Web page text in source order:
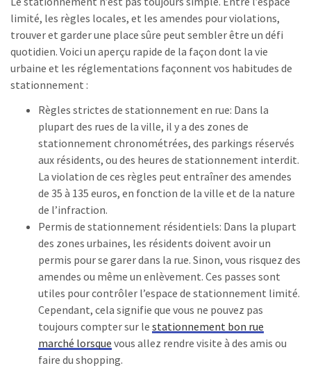
limité, les règles locales, et les amendes pour violations,
trouver et garder une place sûre peut sembler être un défi
quotidien. Voici un aperçu rapide de la façon dont la vie
urbaine et les réglementations façonnent vos habitudes de
stationnement :
Règles strictes de stationnement en rue: Dans la
plupart des rues de la ville, il y a des zones de
stationnement chronométrées, des parkings réservés
aux résidents, ou des heures de stationnement interdit.
La violation de ces règles peut entraîner des amendes
de 35 à 135 euros, en fonction de la ville et de la nature
de l’infraction.
Permis de stationnement résidentiels: Dans la plupart
des zones urbaines, les résidents doivent avoir un
permis pour se garer dans la rue. Sinon, vous risquez des
amendes ou même un enlèvement. Ces passes sont
utiles pour contrôler l’espace de stationnement limité.
Cependant, cela signifie que vous ne pouvez pas
toujours compter sur le stationnement bon rue
marché lorsque vous allez rendre visite à des amis ou
faire du shopping.